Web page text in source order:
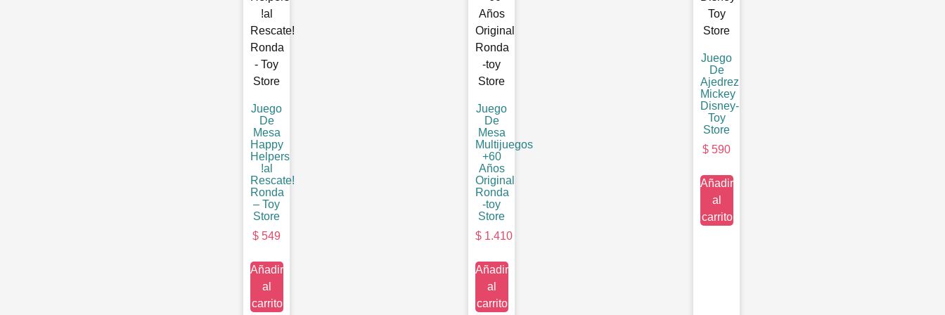
Juego
De
Mesa
Happy
Helpers
!al
Rescate!
Ronda
– Toy
Store
$ 549
Añadir
al
carrito
Juego
De
Mesa
Multijuegos
+60
Años
Original
Ronda
-toy
Store
$ 1.410
Añadir
al
carrito
Juego
De
Ajedrez
Mickey
Disney-
Toy
Store
$ 590
Añadir
al
carrito